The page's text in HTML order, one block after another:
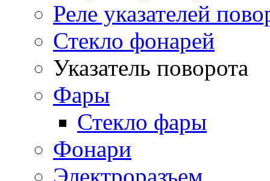
Реле указателей
Стекло фонарей
Указатель поворота
Фары
Стекло фары
Фонари